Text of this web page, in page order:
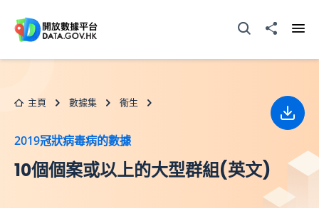
打開搜尋器分享至
主頁 數據集 衞生
2019冠狀病毒病的數據
10個個案或以上的大型群組(英文)
下載